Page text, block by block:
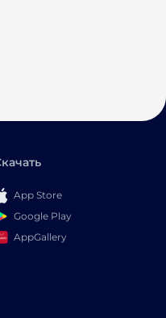
App Store
Google Play
AppGallery